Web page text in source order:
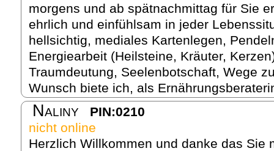
morgens und ab spätnachmittag für Sie
ehrlich und einfühlsam in jeder
hellsichtig, mediales Kartenlegen,
Energiearbeit (Heilsteine, Kräuter,
Traumdeutung, Seelenbotschaft, Wege
Wunsch biete ich, als
Naliny
PIN:0210
nicht online
Herzlich Willkommen und danke das Sie